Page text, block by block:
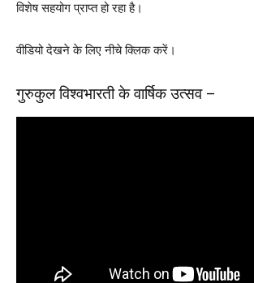
विशेष सहयोग प्राप्त हो रहा है।
वीडियो देखने के लिए नीचे क्लिक करें।
गुरुकुल विश्वभारती के वार्षिक उत्सव –